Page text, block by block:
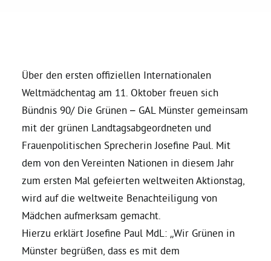
Robin Korte, MdL
Daniel Freund, MdEP
Delegierte
Grüne im Rathaus
Ratsfraktion
Über den ersten offiziellen Internationalen
Weltmädchentag am 11. Oktober freuen sich
Bündnis 90/ Die Grünen – GAL Münster gemeinsam
mit der grünen Landtagsabgeordneten und
Frauenpolitischen Sprecherin Josefine Paul. Mit
dem von den Vereinten Nationen in diesem Jahr
zum ersten Mal gefeierten weltweiten Aktionstag,
wird auf die weltweite Benachteiligung von
Mädchen aufmerksam gemacht.
Hierzu erklärt Josefine Paul MdL: „Wir Grünen in
Münster begrüßen, dass es mit dem